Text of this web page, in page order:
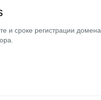
и сроке регистрации домена,